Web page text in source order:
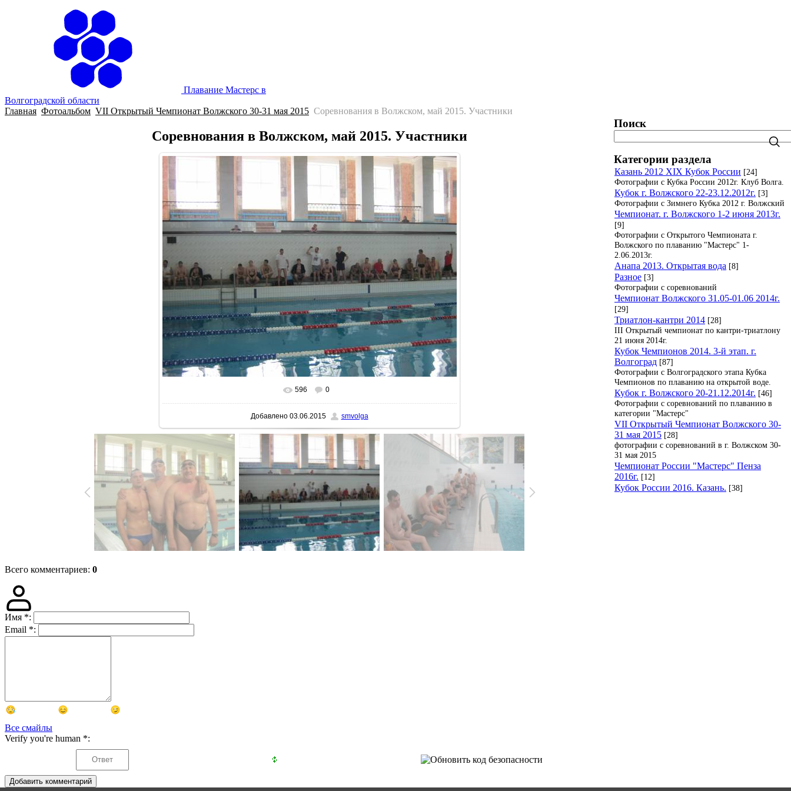
Плавание Мастерс в
Волгоградской области
Главная Фотоальбом VII Открытый Чемпионат Волжского 30-31 мая 2015 Соревнования в Волжском, май 2015. Участники
Соревнования в Волжском, май 2015. Участники
В реальном размере 1600x1200
596 0
Добавлено03.06.2015 smvolga
Всего комментариев: 0
Имя *:
Email *:
Все смайлы
Verify you're human *:
Добавить комментарий
Поиск
Категории раздела
Казань 2012 XIX Кубок России [24]
Фотографии с Кубка России 2012г. Клуб Волга.
Кубок г. Волжского 22-23.12.2012г. [3]
Фотографии с Зимнего Кубка 2012 г. Волжский
Чемпионат. г. Волжского 1-2 июня 2013г.
[9]
Фотографии с Открытого Чемпионата г.
Волжского по плаванию "Мастерс" 1-
2.06.2013г.
Анапа 2013. Открытая вода [8]
Разное [3]
Фотографии с соревнований
Чемпионат Волжского 31.05-01.06 2014г.
[29]
Триатлон-кантри 2014 [28]
III Открытый чемпионат по кантри-триатлону
21 июня 2014г.
Кубок Чемпионов 2014. 3-й этап. г.
Волгоград [87]
Фотографии с Волгоградского этапа Кубка
Чемпионов по плаванию на открытой воде.
Кубок г. Волжского 20-21.12.2014г. [46]
Фотографии с соревнований по плаванию в
категории "Мастерс"
VII Открытый Чемпионат Волжского 30-
31 мая 2015 [28]
фотографии с соревнований в г. Волжском 30-
31 мая 2015
Чемпионат России "Мастерс" Пенза
2016г. [12]
Кубок России 2016. Казань. [38]